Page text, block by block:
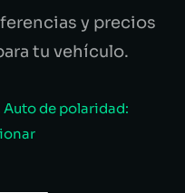
y precios
tu vehículo.
de polaridad: